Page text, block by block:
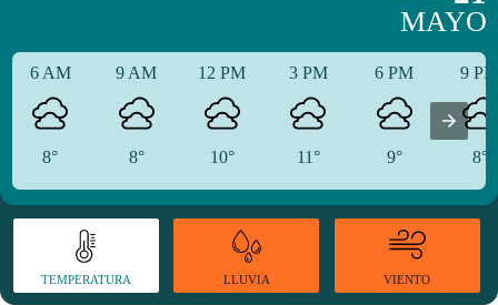
MAYO
6 AM
8°
9 AM
8°
12 PM
10°
3 PM
11°
6 PM
9°
9
8°
TEMPERATURA LLUVIA VIENTO